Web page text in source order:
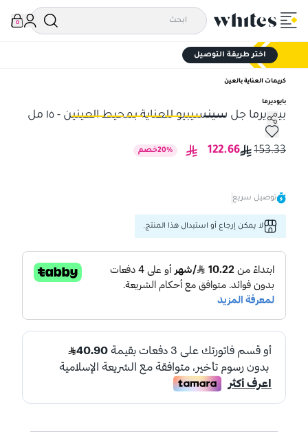
0
اختر طريقة التوصيل
كريمات العناية بالعين
بايوديرما
بيوديرما جل سينسيبيو للعناية بمحيط العينين - ١٥ مل
بيوديرما جل سينسيبيو للعناية بمحيط العينين - ١٥ مل
153.33
122.66
20% خصم
توصيل سريع
لا يمكن إرجاع أو استبدال هذا المنتج.